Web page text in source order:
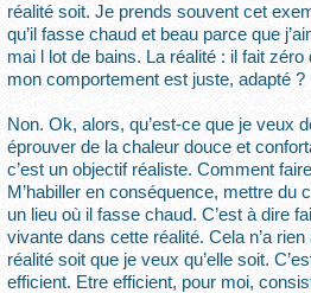
réalité soit. Je prends souvent cet
qu’il fasse chaud et beau parce que
mai l lot de bains. La réalité : il fait
mon comportement est juste, adapté ?
Non. Ok, alors, qu’est-ce que je veux
éprouver de la chaleur douce et
c’est un objectif réaliste. Comment
M’habiller en conséquence, mettre du
un lieu où il fasse chaud. C’est à dire
vivante dans cette réalité. Cela n’a
réalité soit que je veux qu’elle soit.
efficient. Etre efficient, pour moi,